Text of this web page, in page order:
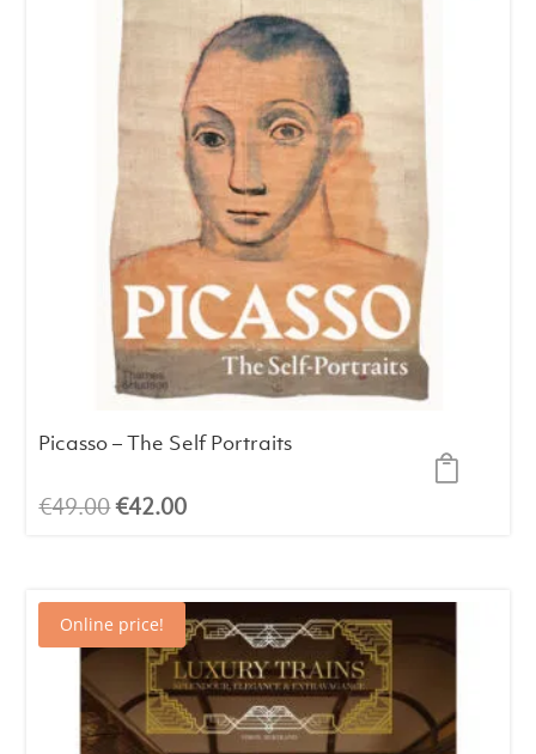
Picasso – The Self Portraits
€49.00El
era:
€49.00.
€42.00El
es:
€42.00.
Online price!